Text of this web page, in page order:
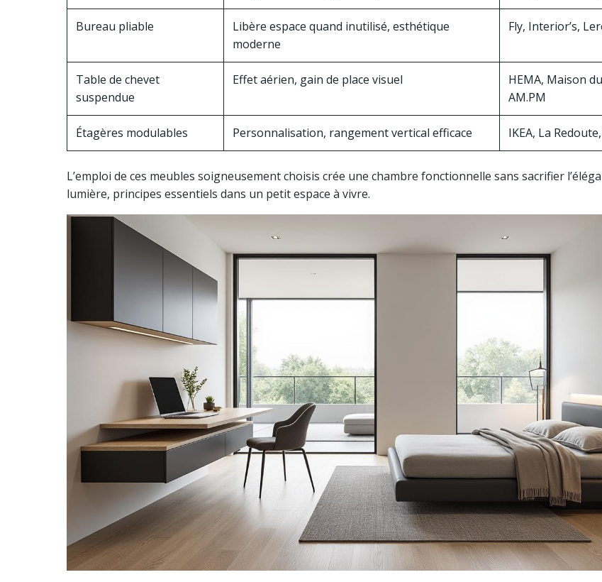
Bureau pliable
Libère espace quand inutilisé, esthétique
moderne
Fly, Interior’s,
Table de chevet
suspendue
Effet aérien, gain de place visuel
HEMA, Maison
AM.PM
Étagères modulables Personnalisation, rangement vertical efficace IKEA, La
L’emploi de ces meubles soigneusement choisis crée une chambre fonctionnelle sans sacrifier
lumière, principes essentiels dans un petit espace à vivre.